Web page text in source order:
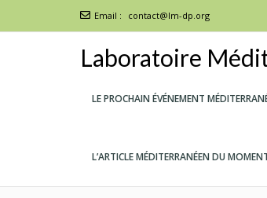
Email : contact@lm-dp.org
Laboratoire
LE PROCHAIN ÉVÉNEMENT
L’ARTICLE MÉDITERRANÉEN DU